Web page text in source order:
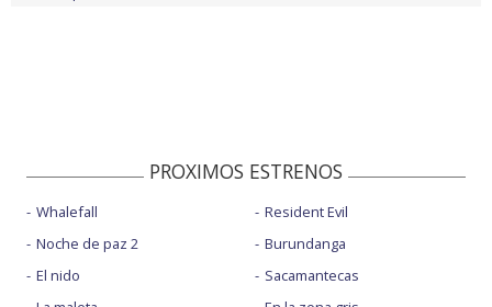
PROXIMOS ESTRENOS
Whalefall
Noche de paz 2
El nido
Resident Evil
Burundanga
Sacamantecas